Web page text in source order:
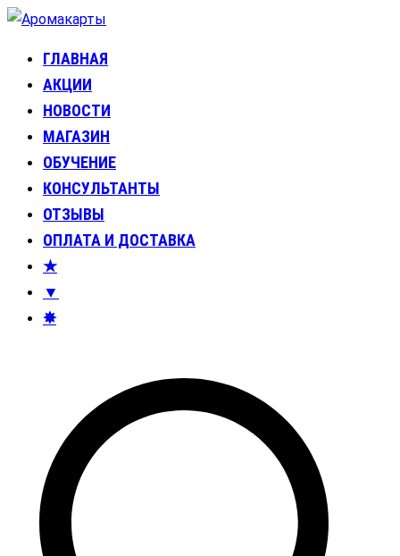
Перейти
содержимому
Аромакарты
Психологические эфирные карты • Аромапсихология
ГЛАВНАЯ
АКЦИИ
НОВОСТИ
МАГАЗИН
ОБУЧЕНИЕ
КОНСУЛЬТАНТЫ
ОТЗЫВЫ
ОПЛАТА И ДОСТАВКА
★
▼
✸